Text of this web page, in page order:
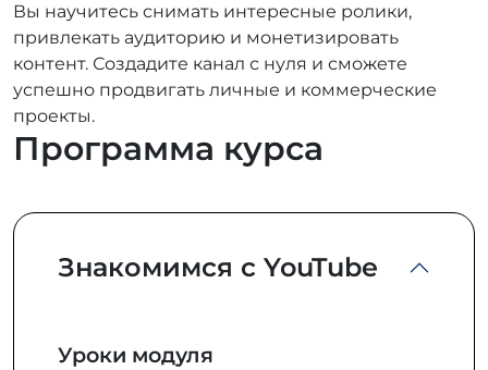
Вы научитесь снимать интересные ролики,
привлекать аудиторию и монетизировать
контент. Создадите канал с нуля и сможете
успешно продвигать личные и коммерческие
проекты.
Программа курса
Знакомимся с YouTube
Уроки модуля